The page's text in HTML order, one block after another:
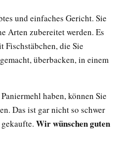
und einfaches Gericht. Sie
Arten zubereitet werden. Es
Fischstäbchen, die Sie
überbacken, in einem
haben, können Sie
Das ist gar nicht so schwer
Wir wünschen guten